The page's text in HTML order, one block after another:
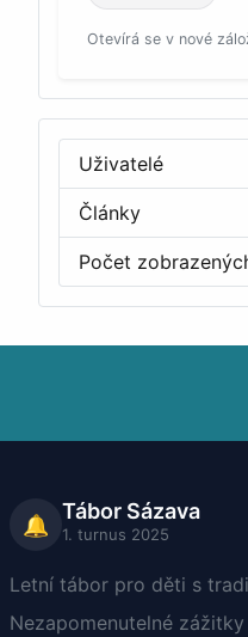
Otevírá se v nové
Uživatelé
Články
Počet
🔔
Tábor Sázava
1. turnus 2025
Letní tábor pro děti s
Nezapomenutelné